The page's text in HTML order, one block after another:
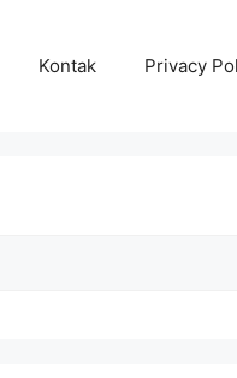
Kontak Privacy